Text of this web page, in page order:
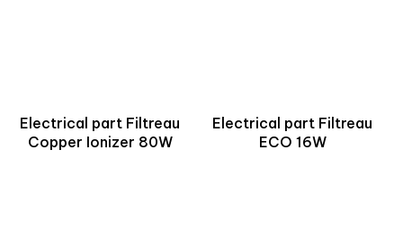
Electrical part Filtreau
Copper Ionizer 80W
Electrical part Filtreau
ECO 16W